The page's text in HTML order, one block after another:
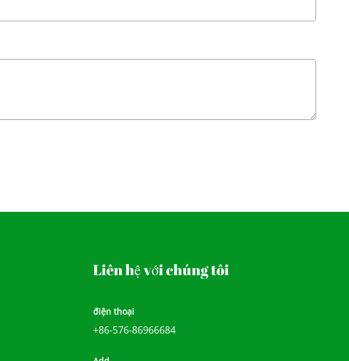
Liên hệ với chúng tôi
điện thoại
+86-576-86966684